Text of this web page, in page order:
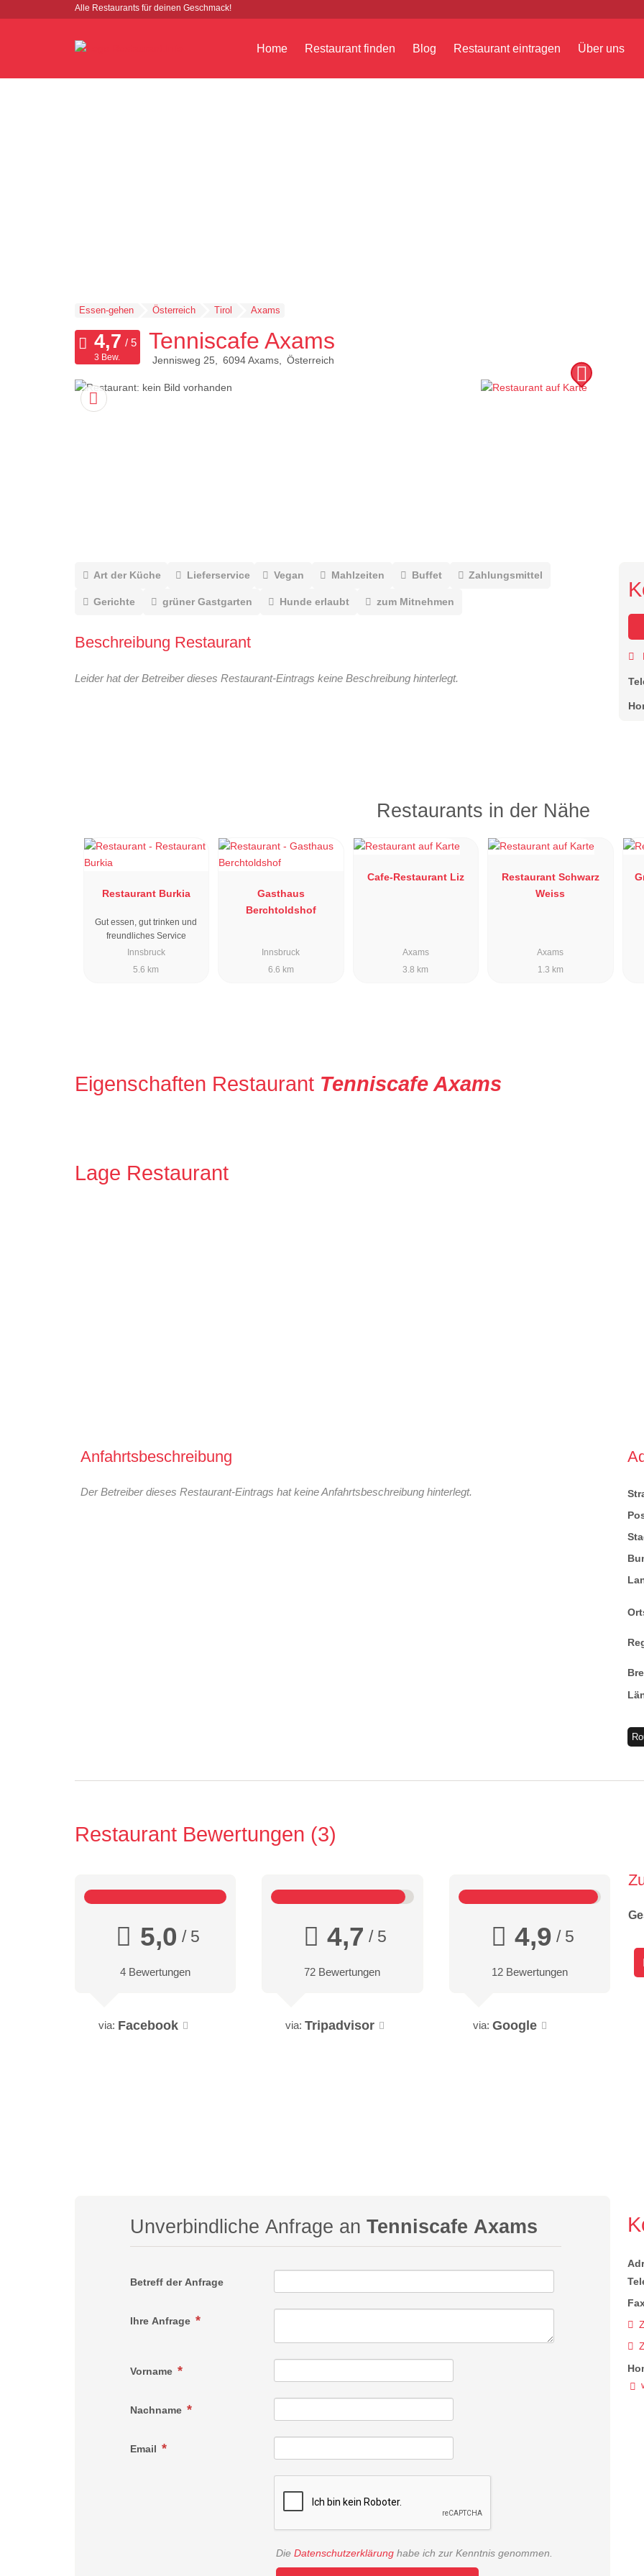
Alle Restaurants für deinen Geschmack!
Home Restaurant finden Blog Restaurant eintragen Über uns
Essen-gehen Österreich Tirol Axams
Tenniscafe Axams
Jennisweg 25 6094 Axams Österreich
3 Bew.
Art der Küche Lieferservice Vegan Mahlzeiten Buffet Zahlungsmittel
Gerichte grüner Gastgarten Hunde erlaubt zum Mitnehmen
Beschreibung Restaurant
Leider hat der Betreiber dieses Restaurant-Eintrags keine Beschreibung hinterlegt.
Restaurants in der Nähe
Restaurant Burkia
Gut essen, gut trinken und
freundliches Service
Innsbruck
5.6 km
Gasthaus
Berchtoldshof
Innsbruck
6.6 km
Cafe-Restaurant Liz
Axams
3.8 km
Restaurant Schwarz
Weiss
Axams
1.3 km
Eigenschaften Restaurant Tenniscafe Axams
Lage Restaurant
Anfahrtsbeschreibung
Der Betreiber dieses Restaurant-Eintrags hat keine Anfahrtsbeschreibung hinterlegt.
Restaurant Bewertungen 3
5,0 / 5
4 Bewertungen
via: Facebook
4,7 / 5
72 Bewertungen
via: Tripadvisor
4,9 / 5
12 Bewertungen
via: Google
Unverbindliche Anfrage anTenniscafe Axams
Betreff der Anfrage
Ihre Anfrage
Vorname
Nachname
Email
DieDatenschutzerklärung habe ich zur Kenntnis genommen.